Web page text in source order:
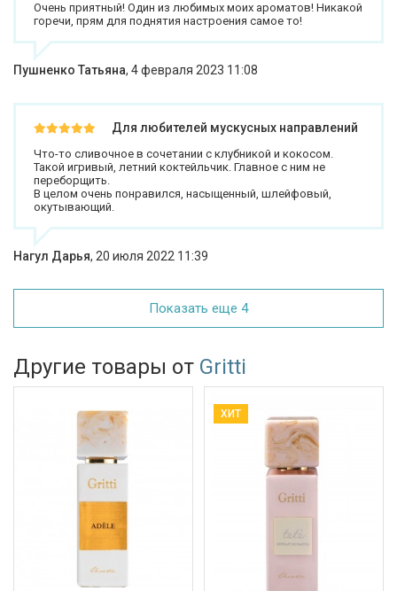
Очень приятный! Один из любимых моих ароматов! Никакой
горечи, прям для поднятия настроения самое то!
Пушненко Татьяна, 4 февраля 2023 11:08
Для любителей мускусных направлений
Что-то сливочное в сочетании с клубникой и кокосом.
Такой игривый, летний коктейльчик. Главное с ним не
переборщить.
В целом очень понравился, насыщенный, шлейфовый,
окутывающий.
Нагул Дарья, 20 июля 2022 11:39
Показать еще 4
Другие товары от Gritti
ХИТ